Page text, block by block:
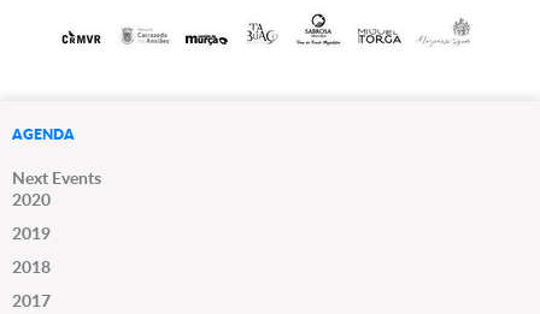
AGENDA
Next Events
2020
2019
2018
2017